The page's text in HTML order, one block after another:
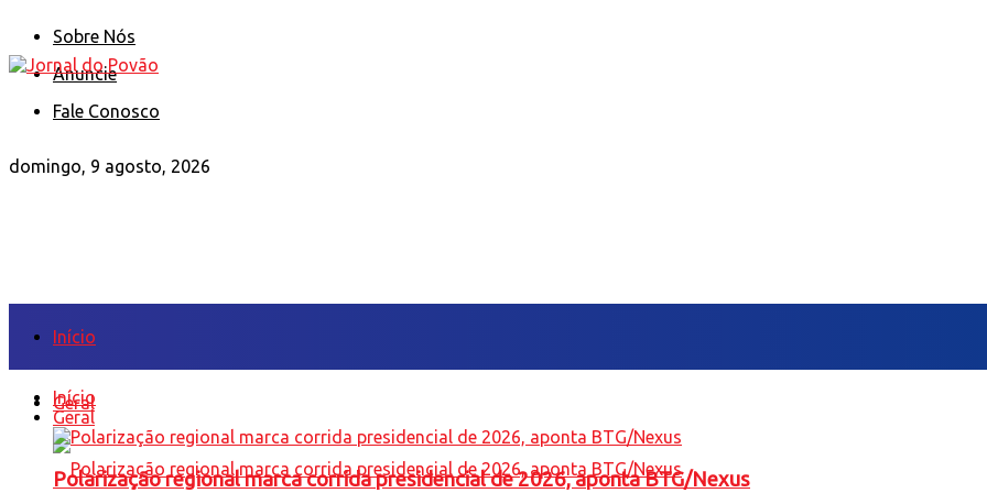
Sobre Nós
Anuncie
Fale Conosco
domingo, 9 agosto, 2026
Início
Geral
Início
Geral
Polarização regional marca corrida presidencial de 2026, aponta BTG/Nexus